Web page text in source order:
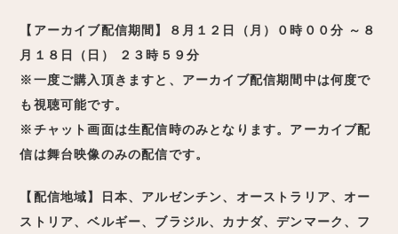
【アーカイブ配信期間】
８月１２日（月）０時００分 ～８
月１８日（日） ２３時５９分
※一度ご購入頂きますと、アーカイブ配信期間中は何度で
も視聴可能です。
※チャット画面は生配信時のみとなります。アーカイブ配
信は舞台映像のみの配信です。
【配信地域】日本、アルゼンチン、オーストラリア、オー
ストリア、ベルギー、ブラジル、カナダ、デンマーク、フ